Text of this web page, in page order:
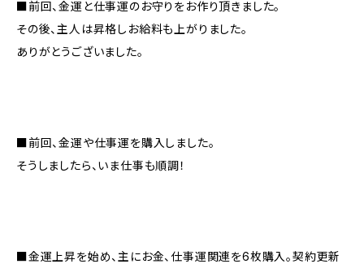
■前回、金運と仕事運のお守りをお作り頂きました。
その後、主人は昇格しお給料も上がりました。
ありがとうございました。
■前回、金運や仕事運を購入しました。
そうしましたら、いま仕事も順調！
■金運上昇を始め、主にお金、仕事運関連を6枚購入。契約更新